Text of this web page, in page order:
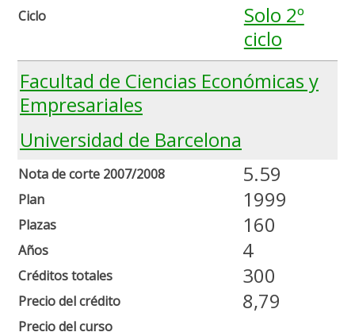
Ciclo
Solo 2º
ciclo
Facultad de Ciencias Económicas y
Empresariales
Universidad de Barcelona
Nota de corte 2007/2008
Plan
Plazas
Años
Créditos totales
Precio del crédito
Precio del curso
5.59
1999
160
4
300
8,79